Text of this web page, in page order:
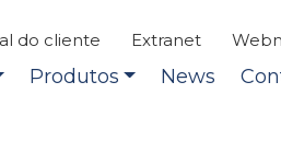
Produtos News
do cliente Extranet